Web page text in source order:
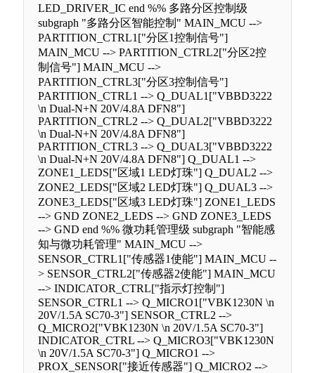
LED_DRIVER_IC end %% 多路分区控制级
subgraph "多路分区智能控制" MAIN_MCU -->
PARTITION_CTRL1["分区1控制信号"]
MAIN_MCU --> PARTITION_CTRL2["分区2控
制信号"] MAIN_MCU -->
PARTITION_CTRL3["分区3控制信号"]
PARTITION_CTRL1 --> Q_DUAL1["VBBD3222
\n Dual-N+N 20V/4.8A DFN8"]
PARTITION_CTRL2 --> Q_DUAL2["VBBD3222
\n Dual-N+N 20V/4.8A DFN8"]
PARTITION_CTRL3 --> Q_DUAL3["VBBD3222
\n Dual-N+N 20V/4.8A DFN8"] Q_DUAL1 -->
ZONE1_LEDS["区域1 LED灯珠"] Q_DUAL2 -->
ZONE2_LEDS["区域2 LED灯珠"] Q_DUAL3 -->
ZONE3_LEDS["区域3 LED灯珠"] ZONE1_LEDS
--> GND ZONE2_LEDS --> GND ZONE3_LEDS
--> GND end %% 微功耗管理级 subgraph "智能感
知与微功耗管理" MAIN_MCU -->
SENSOR_CTRL1["传感器1使能"] MAIN_MCU --
> SENSOR_CTRL2["传感器2使能"] MAIN_MCU
--> INDICATOR_CTRL["指示灯控制"]
SENSOR_CTRL1 --> Q_MICRO1["VBK1230N \n
20V/1.5A SC70-3"] SENSOR_CTRL2 -->
Q_MICRO2["VBK1230N \n 20V/1.5A SC70-3"]
INDICATOR_CTRL --> Q_MICRO3["VBK1230N
\n 20V/1.5A SC70-3"] Q_MICRO1 -->
PROX_SENSOR["接近传感器"] Q_MICRO2 -->